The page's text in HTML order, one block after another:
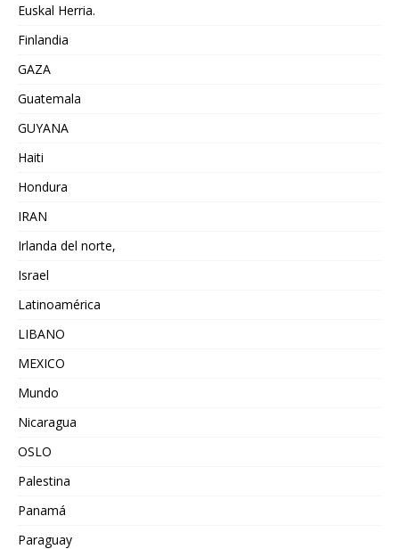
Euskal Herria.
Finlandia
GAZA
Guatemala
GUYANA
Haiti
Hondura
IRAN
Irlanda del norte,
Israel
Latinoamérica
LIBANO
MEXICO
Mundo
Nicaragua
OSLO
Palestina
Panamá
Paraguay